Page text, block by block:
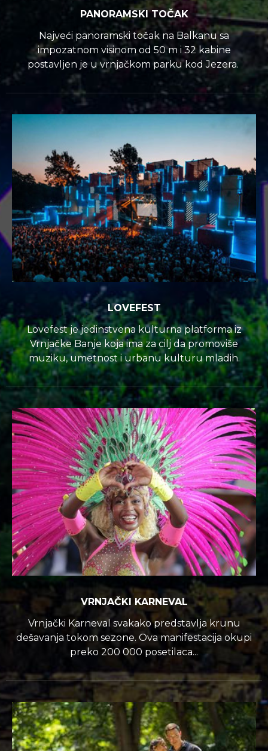
PANORAMSKI TOČAK
Najveći panoramski točak na Balkanu sa
impozatnom visinom od 50 m i 32 kabine
postavljen je u vrnjačkom parku kod Jezera.
LOVEFEST
Lovefest je jedinstvena kulturna platforma iz
Vrnjačke Banje koja ima za cilj da promoviše
muziku, umetnost i urbanu kulturu mladih.
VRNJAČKI KARNEVAL
Vrnjački Karneval svakako predstavlja krunu
dešavanja tokom sezone. Ova manifestacija okupi
preko 200 000 posetilaca...